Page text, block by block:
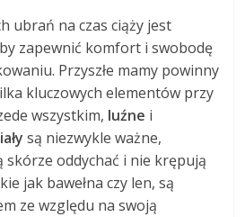
ubrań na czas ciąży jest
zapewnić komfort i swobodę
Przyszłe mamy powinny
kluczowych elementów przy
wszystkim, luźne i
są niezwykle ważne,
skórze oddychać i nie krępują
jak bawełna czy len, są
ze względu na swoją